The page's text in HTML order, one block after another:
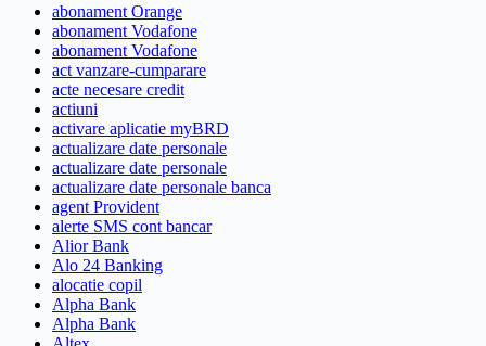
abonament Orange
abonament Vodafone
abonament Vodafone
act vanzare-cumparare
acte necesare credit
actiuni
activare aplicatie myBRD
actualizare date personale
actualizare date personale
actualizare date personale banca
agent Provident
alerte SMS cont bancar
Alior Bank
Alo 24 Banking
alocatie copil
Alpha Bank
Alpha Bank